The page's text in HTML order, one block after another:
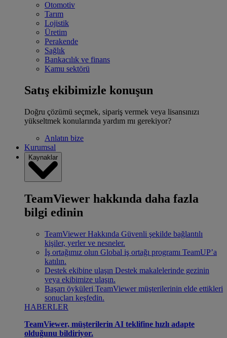
Otomotiv
Tarım
Lojistik
Üretim
Perakende
Sağlık
Bankacılık ve finans
Kamu sektörü
Satış ekibimizle konuşun
Doğru çözümü seçmek, sipariş vermek veya lisansınızı
yükseltmek konularında yardım mı gerekiyor?
Anlatın bize
Kurumsal
Kaynaklar
TeamViewer hakkında daha fazla
bilgi edinin
TeamViewer Hakkında Güvenli şekilde bağlantılı
kişiler, yerler ve nesneler.
İş ortağımız olun Global iş ortağı programı TeamUP’a
katılın.
Destek ekibine ulaşın Destek makalelerinde gezinin
veya ekibimize ulaşın.
Başarı öyküleri TeamViewer müşterilerinin elde ettikleri
sonuçları keşfedin.
HABERLER
TeamViewer, müşterilerin AI teklifine hızlı adapte
olduğunu bildiriyor.